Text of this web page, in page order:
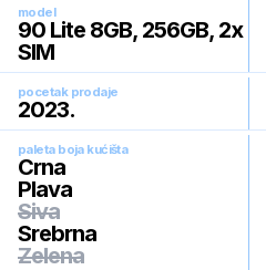
model
90 Lite 8GB, 256GB, 2x
SIM
pocetak prodaje
2023.
paleta boja kućišta
Crna
Plava
Siva
Srebrna
Zelena